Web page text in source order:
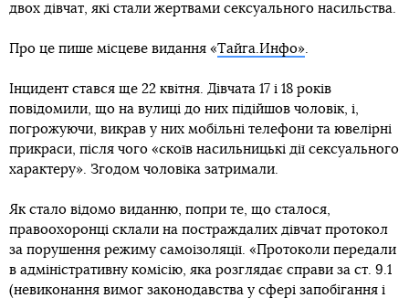
двох дівчат, які стали жертвами сексуального насильства.
Про це пише місцеве видання «Тайга.Инфо»
Інцидент стався ще 22 квітня. Дівчата 17 і 18 років
повідомили, що на вулиці до них підійшов чоловік, і,
погрожуючи, викрав у них мобільні телефони та ювелірні
прикраси, після чого «скоїв насильницькі дії сексуального
характеру». Згодом чоловіка затримали.
Як стало відомо виданню, попри те, що сталося,
правоохоронці склали на постраждалих дівчат протокол
за порушення режиму самоізоляції. «Протоколи передали
в адміністративну комісію, яка розглядає справи за ст. 9.1
(невиконання вимог законодавства у сфері запобігання і